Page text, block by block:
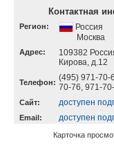
Контактная
Регион:
Россия
Москва
Адрес:
109382
Кирова, д.12
Телефон: (495) 971-70-
70-76, 971-
Cайт: доступен
Email: доступен
Карточка